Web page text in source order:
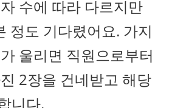
수에 따라 다르지만
정도 기다렸어요. 가지
울리면 직원으로부터
2장을 건네받고 해당
니다.